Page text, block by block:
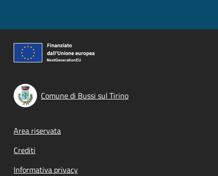
Comune di Bussi sul Tirino
Footer menu
Area riservata
Crediti
Informativa privacy